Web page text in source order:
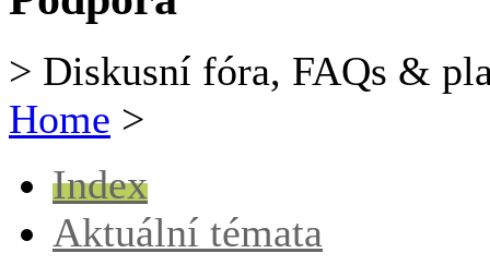
> Diskusní fóra, FAQs &
Home >
Index
Aktuální témata